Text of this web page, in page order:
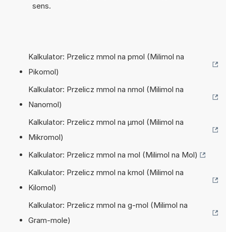
sens.
Kalkulator: Przelicz mmol na pmol (Milimol na
Pikomol)
Kalkulator: Przelicz mmol na nmol (Milimol na
Nanomol)
Kalkulator: Przelicz mmol na µmol (Milimol na
Mikromol)
Kalkulator: Przelicz mmol na mol (Milimol na Mol)
Kalkulator: Przelicz mmol na kmol (Milimol na
Kilomol)
Kalkulator: Przelicz mmol na g-mol (Milimol na
Gram-mole)